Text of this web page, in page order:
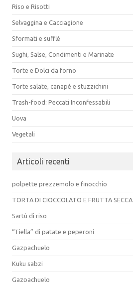
Riso e Risotti
Selvaggina e Cacciagione
Sformati e sufflè
Sughi, Salse, Condimenti e Marinate
Torte e Dolci da forno
Torte salate, canapé e stuzzichini
Trash-food: Peccati Inconfessabili
Uova
Vegetali
Articoli recenti
polpette prezzemolo e finocchio
TORTA DI CIOCCOLATO E FRUTTA SECCA
Sartù di riso
“Tiella” di patate e peperoni
Gazpachuelo
Kuku sabzi
Gazpachuelo